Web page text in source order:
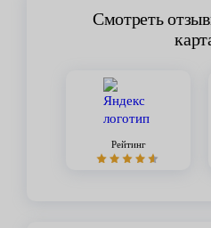
Смотреть
Рейтинг